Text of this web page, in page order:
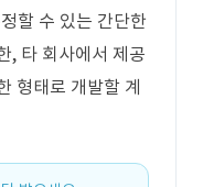
할 수 있는 간단한
, 타 회사에서 제공
형태로 개발할 계